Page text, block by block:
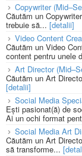
Copywriter
Căutăm un
trebuie să... [detalii]
Video Content
Căutăm un Video
content pentru unele
Art Director
Căutăm un Art
[detalii]
Social Media
Ești pasionat(ă) de
Ai un ochi format
Social Media Art
Căutăm un Art
să transforme...